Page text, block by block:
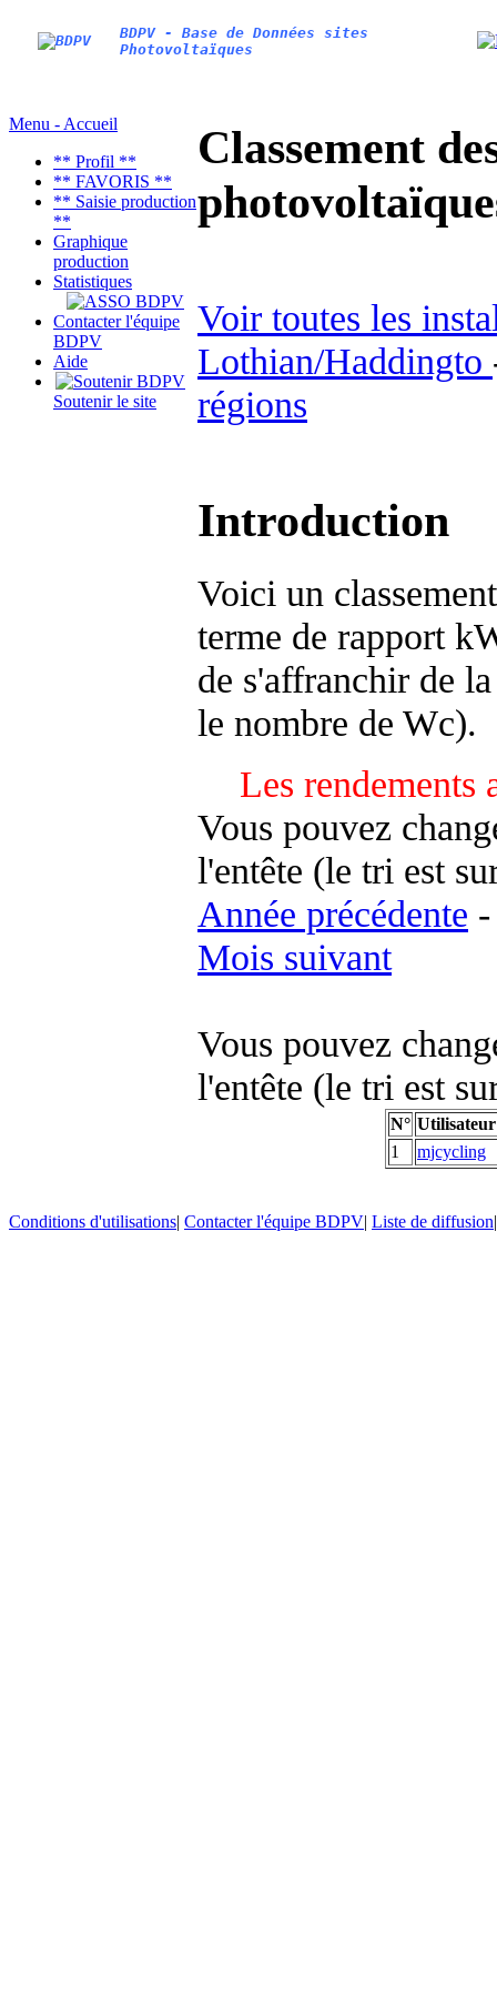
BDPV - Base de Données sites
Photovoltaïques
Menu - Accueil
** Profil **
** FAVORIS **
** Saisie production
**
Graphique
production
Statistiques
Contacter l'équipe
BDPV
Aide
Soutenir le site
Classement
Voir toutes les
Lothian/Haddingto
régions
Introduction
Voici un
terme de rapport
de s'affranchir de
le nombre de Wc).
Les rendements
Vous pouvez
l'entête (le tri est
Année précédente -
Mois suivant
Vous pouvez
l'entête (le tri est
N° Utilisateur
1
mjcycling
Conditions d'utilisations| Contacter l'équipe BDPV| Liste de diffusion